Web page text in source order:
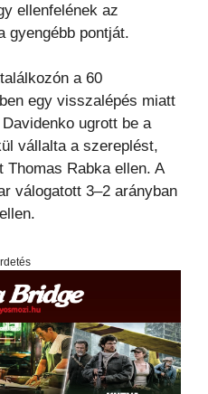
ellenfelének az
gyengébb pontját.
a 60
egy visszalépés miatt
ugrott be a
vállalta a szereplést,
Rabka ellen. A
válogatott 3–2 arányban